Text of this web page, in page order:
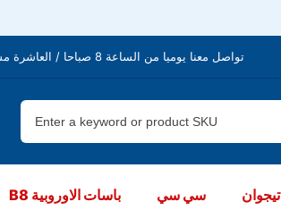
تواصل معنا يوميا من الساعة 8 صباحا / العاشرة مساءا عن طريق +966548616401
B8 باسات الاوروبية سي سي تيجوان